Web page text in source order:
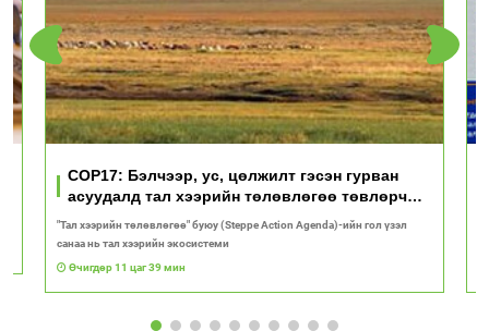
COP17: Бэлчээр, ус, цөлжилт гэсэн гурван
асуудалд тал хээрийн төлөвлөгөө төвлөрч
байна
"Тал хээрийн төлөвлөгөө" буюу (Steppe Action Agenda)-ийн гол үзэл
санаа нь тал хээрийн экосистеми
Өчигдөр 11 цаг 39 мин